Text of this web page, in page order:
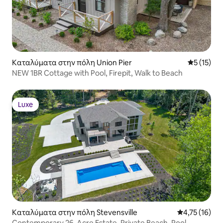
Καταλύματα στην πόλη Union Pier Μέση
5 (15)
NEW 1BR Cottage with Pool, Firepit, Walk to Beach
Luxe
Luxe
Καταλύματα στην πόλη Stevensville Μέση
4,75 (16)